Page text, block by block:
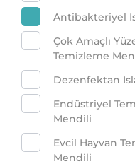
Antibakteriyel
Çok Amaçlı
Temizleme
Dezenfektan
Endüstriyel
Mendili
Evcil Hayvan
Mendili